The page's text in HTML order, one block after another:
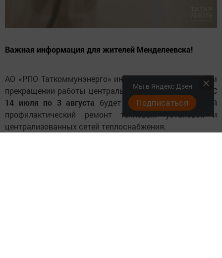
Важная информация для жителей Менделеевска!
АО «РПО Таткоммунэнерго» информирует о временном
прекращении работы центральной котельной города.
С
14 июля по 3 августа будет проводиться плановый
профилактический ремонт тепловых установок и
централизованных сетей теплоснабжения.
Мы в Яндекс Дзен
Подписаться